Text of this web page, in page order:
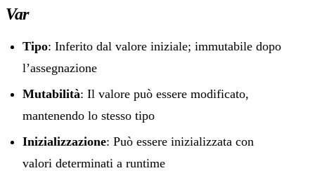
Var
Tipo: Inferito dal valore iniziale; immutabile dopo
l’assegnazione
Mutabilità: Il valore può essere modificato,
mantenendo lo stesso tipo
Inizializzazione: Può essere inizializzata con
valori determinati a runtime